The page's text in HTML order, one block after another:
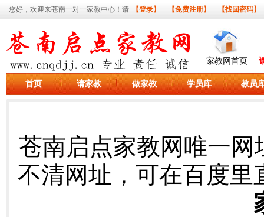
您好，欢迎来苍南一对一家教中心！请 【登录】 【免费注册】 【找回密码】
家教网首页
首页 请家教 做家教 学员库 教员
苍南启点家教网唯一网
不清网址，可在百度里